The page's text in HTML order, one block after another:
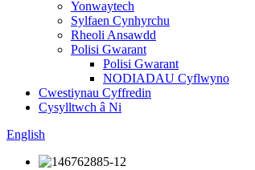
Yonwaytech
Sylfaen Cynhyrchu
Rheoli Ansawdd
Polisi Gwarant
Polisi Gwarant
NODIADAU Cyflwyno
Cwestiynau Cyffredin
Cysylltwch â Ni
English